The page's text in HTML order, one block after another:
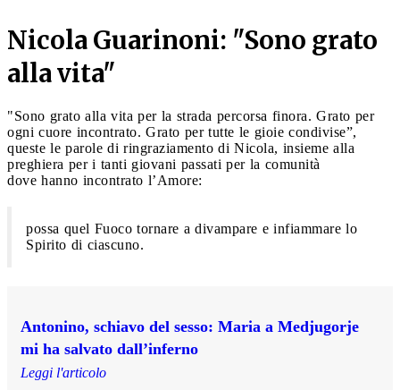
Nicola Guarinoni: "Sono grato
alla vita"
"Sono grato alla vita per la strada percorsa finora. Grato per
ogni cuore incontrato. Grato per tutte le gioie condivise”,
queste le parole di ringraziamento di Nicola, insieme alla
preghiera per i tanti giovani passati per la comunità
dove hanno incontrato l’Amore:
possa quel Fuoco tornare a divampare e infiammare lo
Spirito di ciascuno.
Antonino, schiavo del sesso: Maria a Medjugorje
mi ha salvato dall’inferno
Leggi l'articolo